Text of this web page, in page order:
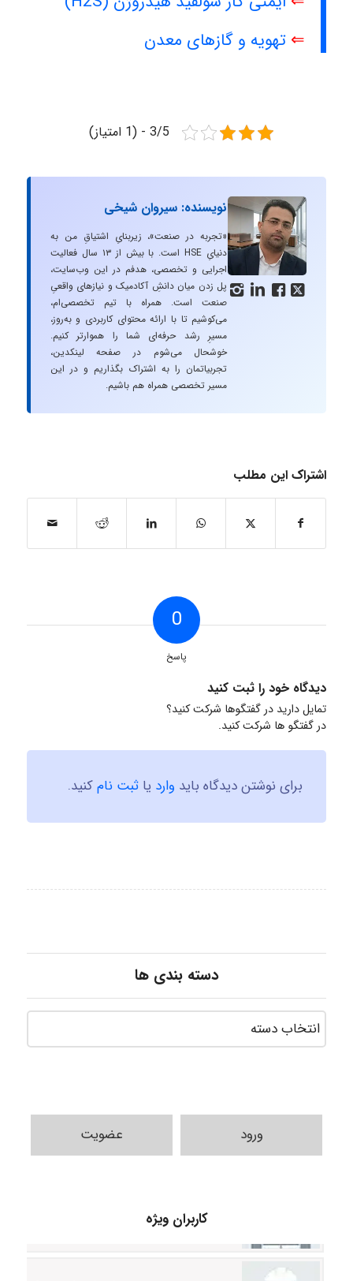
⇐ تهویه و گازهای معدن
3/5 - (1 امتیاز)
   
نویسنده: سیروان شیخی
«تجربه در صنعت»، زیربنایِ اشتیاقِ من به
دنیایِ HSE است. با بیش از ۱۳ سال فعالیت
اجرایی و تخصصی، هدفم در این وب‌سایت،
پل زدن میان دانشِ آکادمیک و نیازهای واقعیِ
صنعت است. همراه با تیم تخصصی‌ام،
می‌کوشیم تا با ارائه محتوای کاربردی و به‌روز،
مسیرِ رشد حرفه‌ای شما را هموارتر کنیم.
خوشحال می‌شوم در صفحه لینکدین،
تجربیاتمان را به اشتراک بگذاریم و در این
مسیر تخصصی همراه هم باشیم.
اشتراک این مطلب
0
پاسخ
دیدگاه خود را ثبت کنید
تمایل دارید در گفتگوها شرکت کنید؟
در گفتگو ها شرکت کنید.
برای نوشتن دیدگاه باید وارد یا ثبت نامکنید.
دسته بندی ها
ورود عضویت
کاربران ویژه